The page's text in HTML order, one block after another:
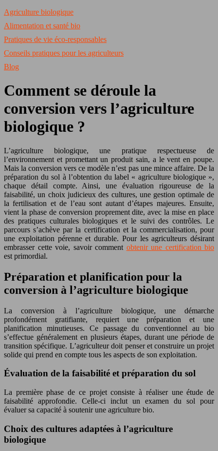
Agriculture biologique
Alimentation et santé bio
Pratiques de vie éco-responsables
Conseils pratiques pour les agriculteurs
Blog
Comment se déroule la
conversion vers l’agriculture
biologique ?
L’agriculture biologique, une pratique respectueuse de
l’environnement et promettant un produit sain, a le vent en poupe.
Mais la conversion vers ce modèle n’est pas une mince affaire. De la
préparation du sol à l’obtention du label « agriculture biologique »,
chaque détail compte. Ainsi, une évaluation rigoureuse de la
faisabilité, un choix judicieux des cultures, une gestion optimale de
la fertilisation et de l’eau sont autant d’étapes majeures. Ensuite,
vient la phase de conversion proprement dite, avec la mise en place
des pratiques culturales biologiques et le suivi des contrôles. Le
parcours s’achève par la certification et la commercialisation, pour
une exploitation pérenne et durable. Pour les agriculteurs désirant
embrasser cette voie, savoir comment obtenir une certification bio
est primordial.
Préparation et planification pour la
conversion à l’agriculture biologique
La conversion à l’agriculture biologique, une démarche
profondément gratifiante, requiert une préparation et une
planification minutieuses. Ce passage du conventionnel au bio
s’effectue généralement en plusieurs étapes, durant une période de
transition spécifique. L’agriculteur doit penser et construire un projet
solide qui prend en compte tous les aspects de son exploitation.
Évaluation de la faisabilité et préparation du sol
La première phase de ce projet consiste à réaliser une étude de
faisabilité approfondie. Celle-ci inclut un examen du sol pour
évaluer sa capacité à soutenir une agriculture bio.
Choix des cultures adaptées à l’agriculture
biologique